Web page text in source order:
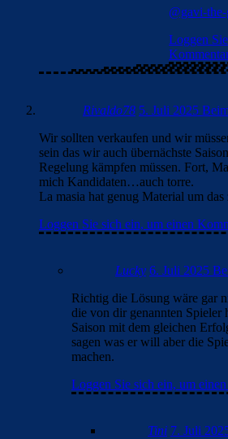
@gavi-
Loggen
Rivaldo78 5. Juli 2025
Wir sollten verkaufen und wir
sein das wir auch übernächste
Regelung kämpfen müssen. Fort,
mich Kandidaten…auch torre.
La masia hat genug Material um das
Loggen Sie sich ein, um einen
Lucky 6. Juli 2025
Richtig die Lösung wäre gar
die von dir genannten Spieler
Saison mit dem gleichen
sagen was er will aber die
machen.
Loggen Sie sich ein, um
Tini 7. Juli